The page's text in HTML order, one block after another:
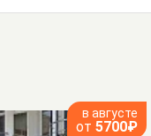
в августе
от 5700₽